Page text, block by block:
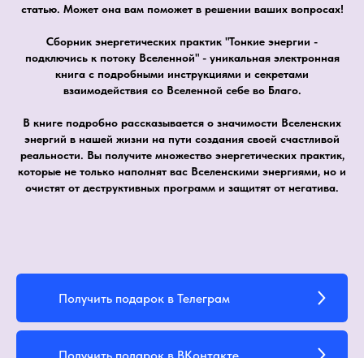
статью. Может она вам поможет в решении ваших вопросах!
Сборник энергетических практик "Тонкие энергии -
подключись к потоку Вселенной" - уникальная электронная
книга с подробными инструкциями и секретами
взаимодействия со Вселенной себе во Благо.
В книге подробно рассказывается о значимости Вселенских
энергий в нашей жизни на пути создания своей счастливой
реальности. Вы получите множество энергетических практик,
которые не только наполнят вас Вселенскими энергиями, но и
очистят от деструктивных программ и защитят от негатива.
Получить подарок в Телеграм
Получить подарок в ВКонтакте